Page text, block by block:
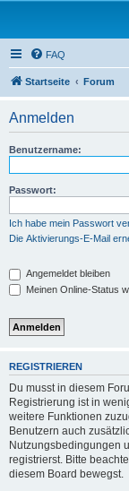
FAQ
Startseite Forum
Anmelden
Benutzername:
Passwort:
Ich habe mein Passwort
Die Aktivierungs-E-Mail
Angemeldet bleiben
Meinen Online-Status
REGISTRIEREN
Du musst in diesem
Registrierung ist in
weitere Funktionen
Benutzern auch
Nutzungsbedingungen
registrierst. Bitte
diesem Board bewegst.